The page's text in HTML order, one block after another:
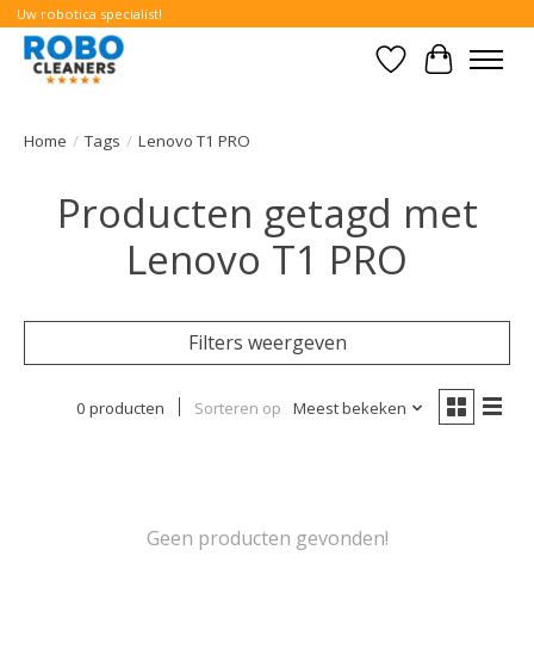
Uw robotica specialist!
Verlanglijst
Home / Tags / Lenovo T1 PRO
Producten getagd met
Lenovo T1 PRO
Filters weergeven
0 producten Sorteren op Meest bekeken
Geen producten gevonden!